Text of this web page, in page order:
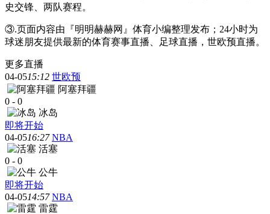
史交锋、两队赛程。
③.页面内容由『明明赫赫网』体育小编整理发布；24小时为
球迷朋友提供最新的体育赛事直播、足球直播，世欧预直播。
更多直播
04-0515:12 世欧预
阿塞拜疆
0 - 0
冰岛
即将开始
04-0516:27 NBA
活塞
0 - 0
公牛
即将开始
04-0514:57 NBA
雷霆